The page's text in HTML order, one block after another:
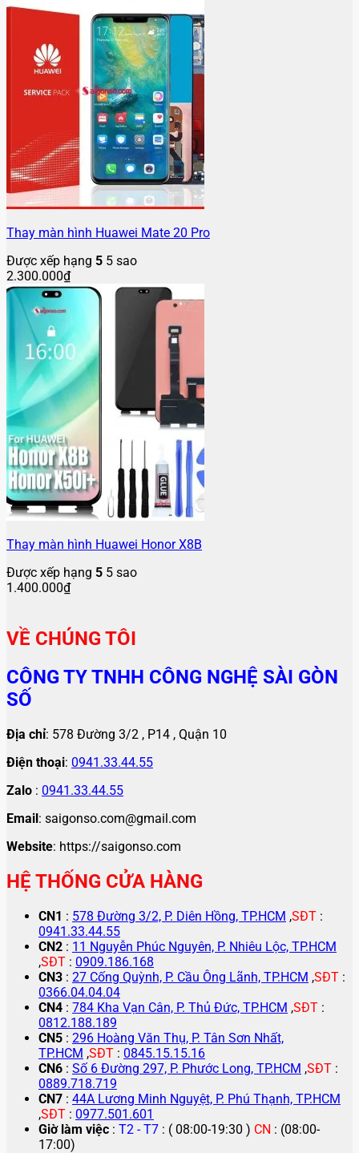
Thay màn hình Huawei Mate 20 Pro
Được xếp hạng 5 5 sao
2.300.000₫
Thay màn hình Huawei Honor X8B
Được xếp hạng 5 5 sao
1.400.000₫
VỀ CHÚNG TÔI
CÔNG TY TNHH CÔNG NGHỆ SÀI GÒN
SỐ
Địa chỉ: 578 Đường 3/2 , P14 , Quận 10
Điện thoại: 0941.33.44.55
Zalo : 0941.33.44.55
Email: saigonso.com@gmail.com
Website: https://saigonso.com
HỆ THỐNG CỬA HÀNG
CN1 : 578 Đường 3/2, P. Diên Hồng, TP.HCM ,SĐT :
0941.33.44.55
CN2 : 11 Nguyễn Phúc Nguyên, P. Nhiêu Lộc, TP.HCM
,SĐT : 0909.186.168
CN3 : 27 Cống Quỳnh, P. Cầu Ông Lãnh, TP.HCM ,SĐT :
0366.04.04.04
CN4 : 784 Kha Vạn Cân, P. Thủ Đức, TP.HCM ,SĐT :
0812.188.189
CN5 : 296 Hoàng Văn Thụ, P. Tân Sơn Nhất,
TP.HCM ,SĐT : 0845.15.15.16
CN6 : Số 6 Đường 297, P. Phước Long, TP.HCM ,SĐT :
0889.718.719
CN7 : 44A Lương Minh Nguyệt, P. Phú Thạnh, TP.HCM
,SĐT : 0977.501.601
Giờ làm việc : T2 - T7 : ( 08:00-19:30 ) CN : (08:00-
17:00)